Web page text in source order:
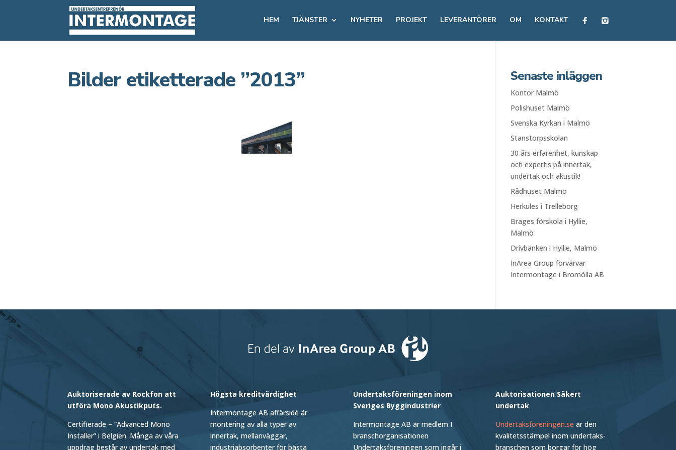
HEM TJÄNSTER NYHETER PROJEKT LEVERANTÖRER OM KONTAKT
Bilder etiketterade ”2013” Senaste inläggen
Kontor Malmö
Polishuset Malmö
Svenska Kyrkan i Malmö
Stanstorpsskolan
30 års erfarenhet, kunskap
och expertis på innertak,
undertak och akustik!
Rådhuset Malmö
Herkules i Trelleborg
Brages förskola i Hyllie,
Malmö
Drivbänken i Hyllie, Malmö
InArea Group förvärvar
Intermontage i Bromölla AB
Auktoriserade av Rockfon att
utföra Mono Akustikputs.
Certifierade – ”Advanced Mono
Installer” i Belgien. Många av våra
uppdrag består av undertak med
Högsta kreditvärdighet
Intermontage AB affärsidé är
montering av alla typer av
innertak, mellanväggar,
industriabsorbenter för bästa
Undertaksföreningen inom
Sveriges Byggindustrier
Intermontage AB är medlem I
branschorganisationen
Undertaksföreningen som ingår i
Auktorisa­tionen Säkert
undertak
Undertaksforeningen.se är den
kvalitets­stämpel inom undertaks­
branschen som borgar för hög